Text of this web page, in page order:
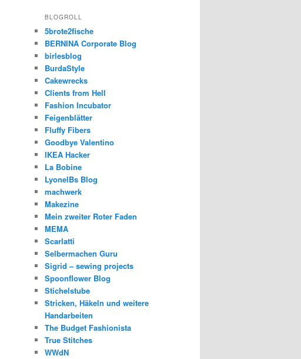
BLOGROLL
5brote2fische
BERNINA Corporate Blog
birlesblog
BurdaStyle
Cakewrecks
Clients from Hell
Fashion Incubator
Feigenblätter
Fluffy Fibers
Goodbye Valentino
IKEA Hacker
La Bobine
LyonelBs Blog
machwerk
Makezine
Mein zweiter Roter Faden
MEMA
Scarlatti
Selbermachen Guru
Sigrid – sewing projects
Spoonflower Blog
Stichelstube
Stricken, Häkeln und weitere
Handarbeiten
The Budget Fashionista
True Stitches
WWdN